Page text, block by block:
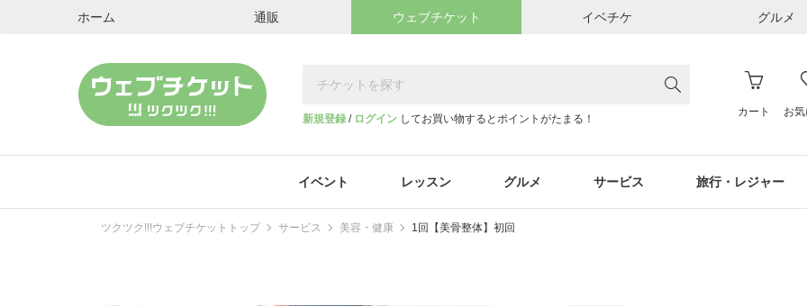
ホーム 通販 ウェブチケット イベチケ グルメ
新規登録 / ログイン してお買い物するとポイントがたまる！
カート お気
イベント レッスン グルメ サービス 旅行・レジャー
ツクツク!!!ウェブチケットトップ サービス 美容・健康 1回【美骨整体】初回